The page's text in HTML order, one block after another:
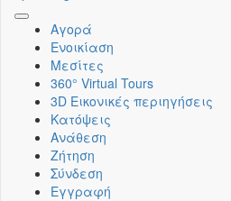
Toggle
navigation
Αγορά
Ενοικίαση
Μεσίτες
360° Virtual Tours
3D Εικονικές περιηγήσεις
Κατόψεις
Ανάθεση
Ζήτηση
Σύνδεση
Εγγραφή